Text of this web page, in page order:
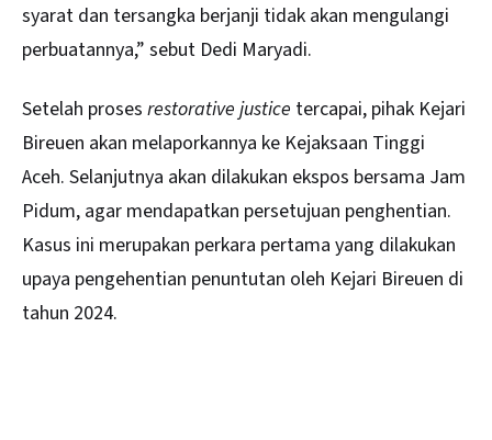
syarat dan tersangka berjanji tidak akan mengulangi
perbuatannya,” sebut Dedi Maryadi.
Setelah proses restorative justice tercapai, pihak Kejari
Bireuen akan melaporkannya ke Kejaksaan Tinggi
Aceh. Selanjutnya akan dilakukan ekspos bersama Jam
Pidum, agar mendapatkan persetujuan penghentian.
Kasus ini merupakan perkara pertama yang dilakukan
upaya pengehentian penuntutan oleh Kejari Bireuen di
tahun 2024.